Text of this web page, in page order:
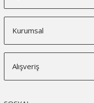
Kurumsal
Alışveriş